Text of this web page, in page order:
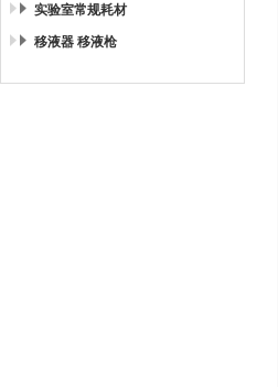
实验室常规耗材
移液器 移液枪